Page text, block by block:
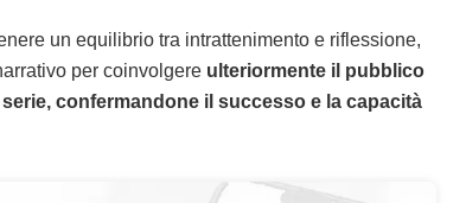
un equilibrio tra intrattenimento e riflessione,
per coinvolgere ulteriormente il pubblico
confermandone il successo e la capacità